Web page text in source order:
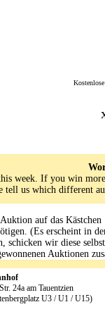
week. If you win
tell us which different
auf das
(Es erscheint in
schicken wir diese
Auktionen
24a am Tauentzien
U3 / U1 / U15)